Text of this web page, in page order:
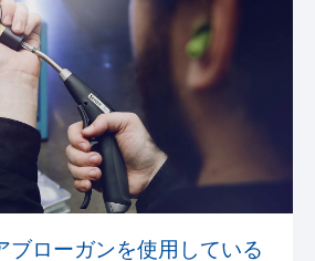
ブローガンを使用している